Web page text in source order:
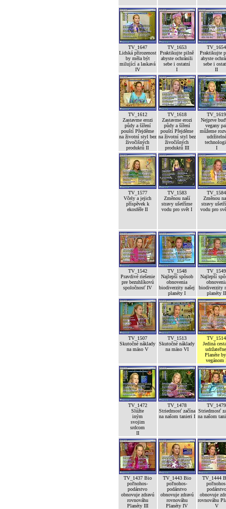
TV_1647
Lidská přirozenost
by měla být
milující a laskavá
IV
TV_1653
Praktikujte pilně
abyste ochránili
sebe i ostatní
I
TV_1654
Praktikujte
abyste
sebe i
II
TV_1612
Zastavme erozi
půdy a šíření
pouští Přejděme
na životní styl bez
živočišných
produktů II
TV_1618
Zastavme erozi
půdy a šíření
pouští Přejděme
na životní styl bez
živočišných
produktů III
TV_1619
Nejprve
vegany
můžeme
udržitelné
I
TV_1577
Včely a jejich
příspěvek k
ekosféře II
TV_1583
Změnou naší
stravy ušetříme
vodu pro svět I
TV_1584
Změnou
stravy
vodu pro
TV_1542
Pravdivé riešenie
pre bezuhlíkovú
spoločnosť IV
TV_1548
Najlepší spôsob
obnovenia
biodiverzity našej
planéty I
TV_1549
Najlepší
biodiverzity
planéty II
TV_1507
Skutočné náklady
na mäso V
TV_1513
Skutočné náklady
na mäso VI
TV_1514
Jediná
Planéte
vegánom
TV_1472
Slúžte
iným
svojim
srdcom
II
TV_1478
Striedmosť začína
na našom tanieri I
TV_1479
Striedmosť
na našom
TV_1437 Bio
poľnohos-
podárstvo
obnovuje zdravú
rovnováhu
Planéty III
TV_1443 Bio
poľnohos-
podárstvo
obnovuje zdravú
rovnováhu
Planéty IV
TV_1444
podárstvo
obnovuje
rovnováhu
V